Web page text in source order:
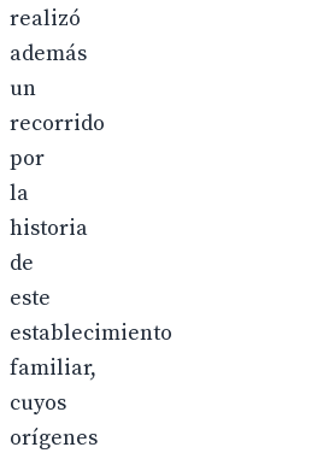
realizó
además
un
recorrido
por
la
historia
de
este
establecimiento
familiar,
cuyos
orígenes